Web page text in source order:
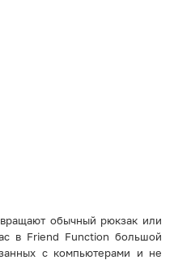
обычный рюкзак или
в Friend Function большой
с компьютерами и не